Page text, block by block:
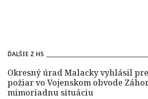
ĎALŠIE Z HS
Okresný úrad Malacky vyhlásil pre
požiar vo Vojenskom obvode
mimoriadnu situáciu